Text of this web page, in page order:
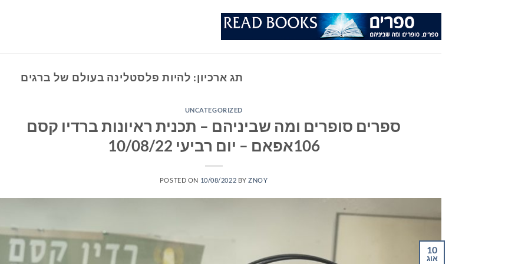
תג ארכיון: להיות פלסטלינה בעולם של ברגים
UNCATEGORIZED
ספרים סופרים ומה שביניהם – תכנית ראיונות ברדיו קסם
106אפאם – יום רביעי 10/08/22
POSTED ON 10/08/2022 BYZNOY
10
אוג